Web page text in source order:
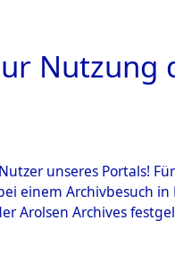
Nutzung
unseres Portals!
einem Archivbesuch
Arolsen Archives